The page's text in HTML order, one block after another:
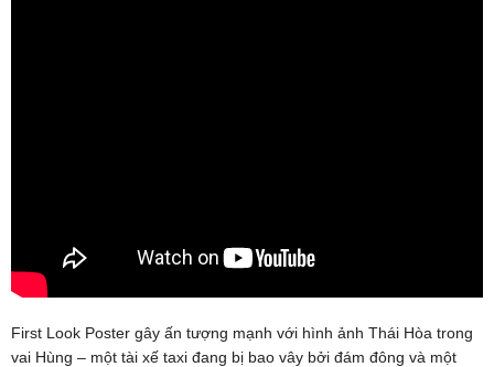
First Look Poster gây ấn tượng mạnh với hình ảnh Thái Hòa trong
vai Hùng – một tài xế taxi đang bị bao vây bởi đám đông và một